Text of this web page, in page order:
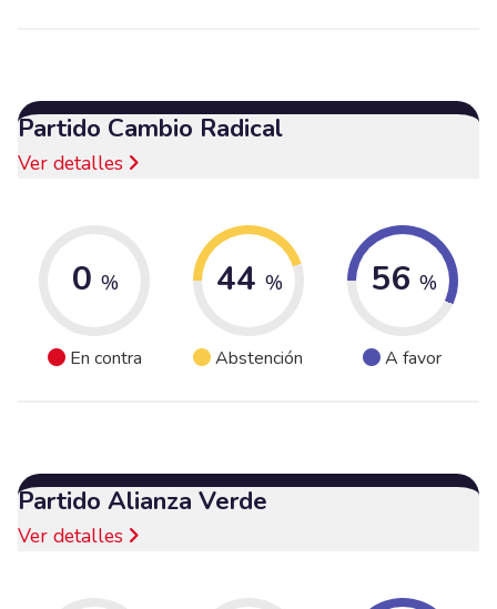
Partido Cambio Radical
Ver detalles
0 %
En contra
44 %
Abstención
56 %
A favor
Partido Alianza Verde
Ver detalles